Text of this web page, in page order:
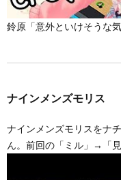
鈴原「意外といけそうな
ナインメンズモリス
ナインメンズモリスをナ
ん。前回の「ミル」→「